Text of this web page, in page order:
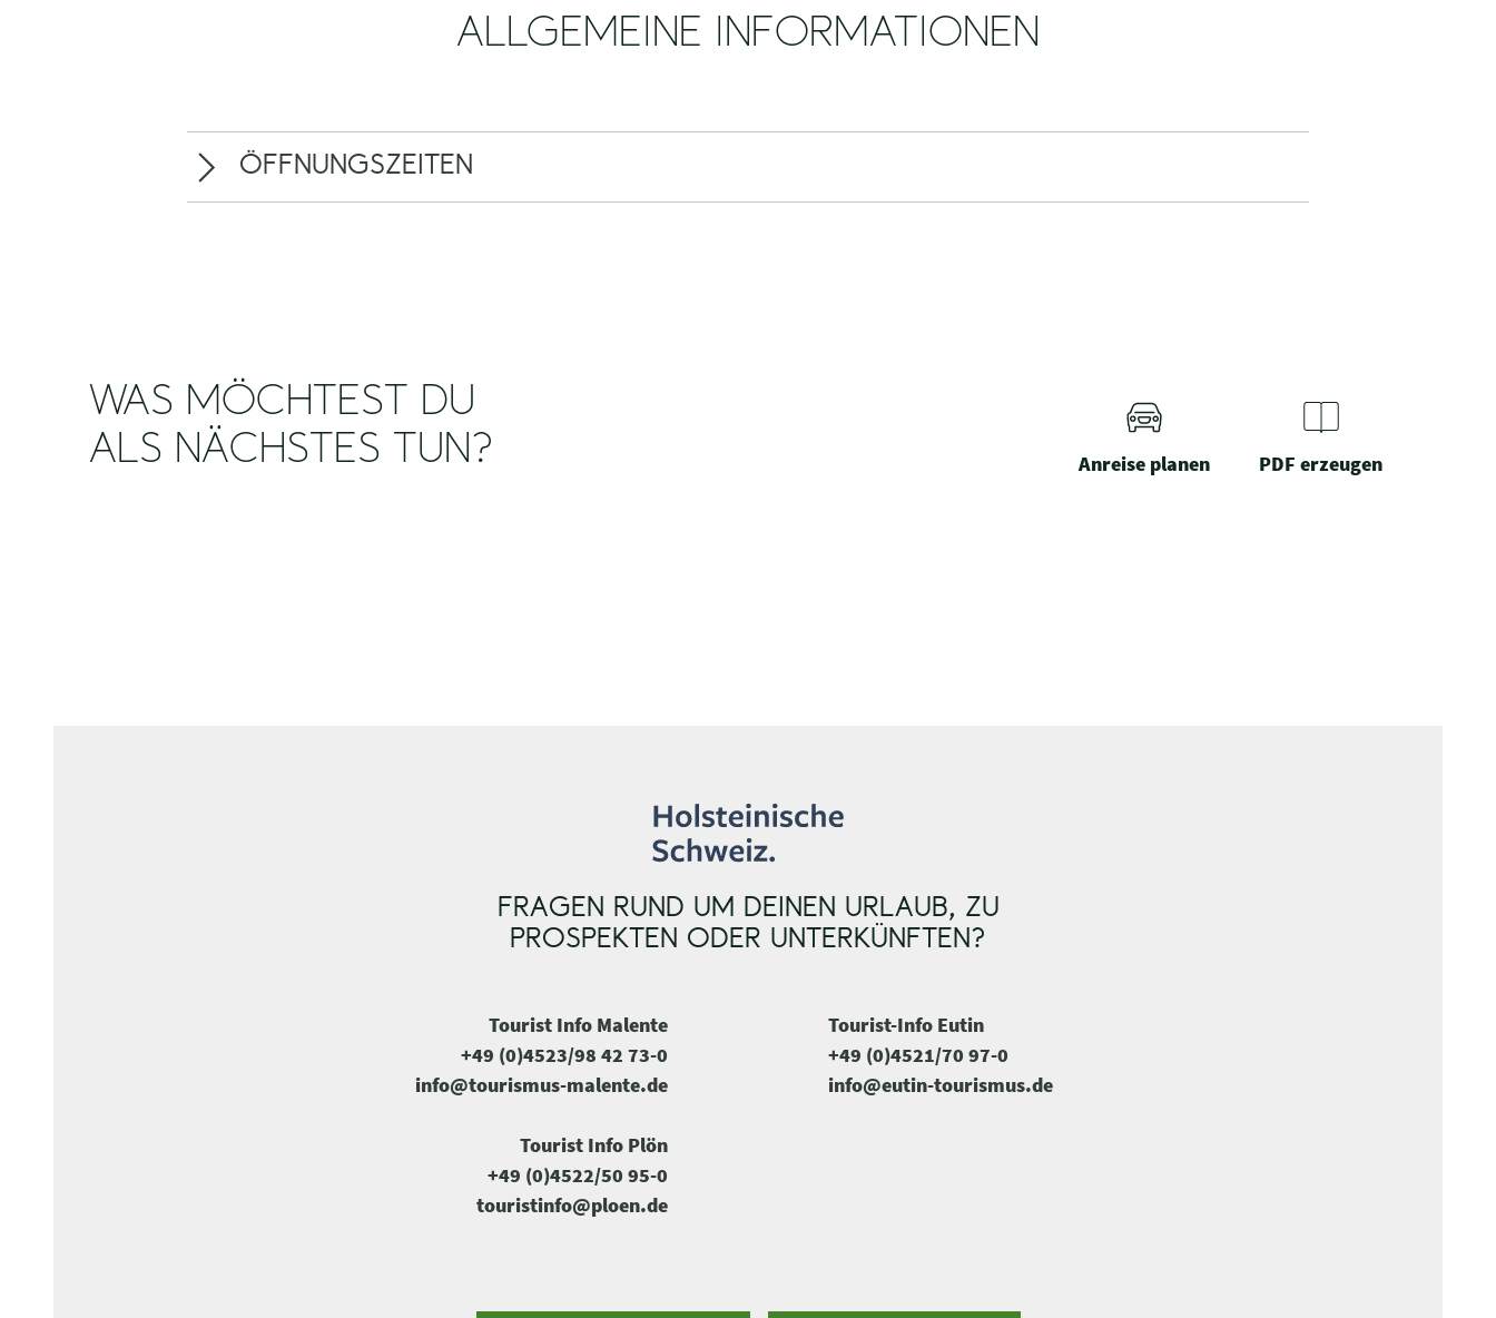
ALLGEMEINE INFORMATIONEN
ÖFFNUNGSZEITEN
WAS MÖCHTEST DU
ALS NÄCHSTES TUN?
Anreise planen PDF erzeugen
FRAGEN RUND UM DEINEN URLAUB, ZU
PROSPEKTEN ODER UNTERKÜNFTEN?
Tourist Info Malente
+49 (0)4523/98 42 73-0
info@tourismus-malente.de
Tourist Info Plön
+49 (0)4522/50 95-0
touristinfo@ploen.de
Tourist-Info Eutin
+49 (0)4521/70 97-0
info@eutin-tourismus.de